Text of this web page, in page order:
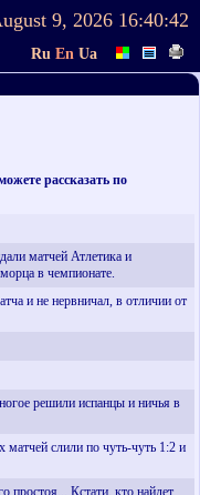
9, 2026 16:40:43
Ru En Ua
рассказать по
матчей Атлетика и
в чемпионате.
и не нервничал, в отличии от
решили испанцы и ничья в
матчей слили по чуть-чуть 1:2 и
простоя... Кстати, кто найдет